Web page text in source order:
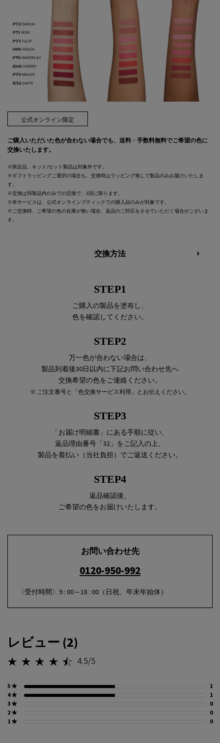
公式オンライン限定
ご購入いただいた色が合わない場合でも、送料・手数料無料でご希望の色に
交換いたします。
※限定品、キット/セット製品は対象外です。
※ギフトラッピングご選択の場合も、交換時はラッピング無しで製品のみお届けいたしま
す。
※交換は同製品内のみでの交換で、1回に限ります。
※本サービスは、公式オンラインブティックでの購入品のみが対象です。
※ご交換時、ご希望の色の在庫が無い場合、返品のご対応をさせていただく場合がございま
す。
交換方法
STEP1
ご購入の製品を塗布し、
色を確認してください。
STEP2
万一色が合わない場合は、
製品到着後30日以内に下記お問い合わせ先へ
交換希望の色をご連絡ください。
※ ご注文番号と「色交換サービス利用」とお伝えください。
STEP3
「お届け明細書」にある手順に従い、
返品理由番号「32」をご記入の上、
製品を着払い（当社負担）でご返送ください。
STEP4
返品確認後、
ご希望の色をお届けいたします。
お問い合わせ先
0120-950-992
〈受付時間〉9 : 00～18 : 00（日祝、年末年始休）
レビュー (2)
5星中4.5。 4.5/5
5 ★ 1
4 ★
1
3 ★
00
2 ★
00
1 ★
00